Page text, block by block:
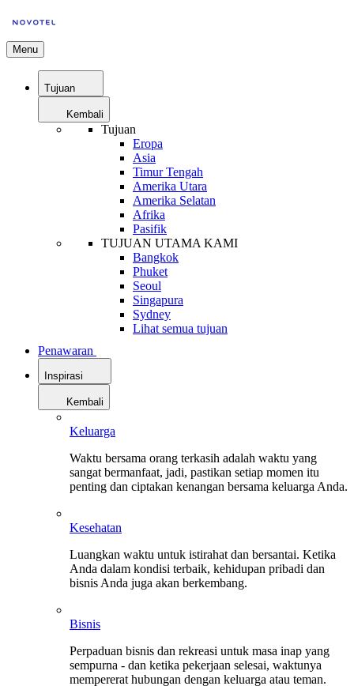
Menu
Tujuan
Kembali
Tujuan
Eropa
Asia
Timur Tengah
Amerika Utara
Amerika Selatan
Afrika
Pasifik
TUJUAN UTAMA KAMI
Bangkok
Phuket
Seoul
Singapura
Sydney
Lihat semua tujuan
Penawaran
Inspirasi
Kembali
Keluarga
Waktu bersama orang terkasih adalah waktu yang
sangat bermanfaat, jadi, pastikan setiap momen itu
penting dan ciptakan kenangan bersama keluarga Anda.
Kesehatan
Luangkan waktu untuk istirahat dan bersantai. Ketika
Anda dalam kondisi terbaik, kehidupan pribadi dan
bisnis Anda juga akan berkembang.
Bisnis
Perpaduan bisnis dan rekreasi untuk masa inap yang
sempurna - dan ketika pekerjaan selesai, waktunya
mempererat hubungan dengan keluarga atau teman.